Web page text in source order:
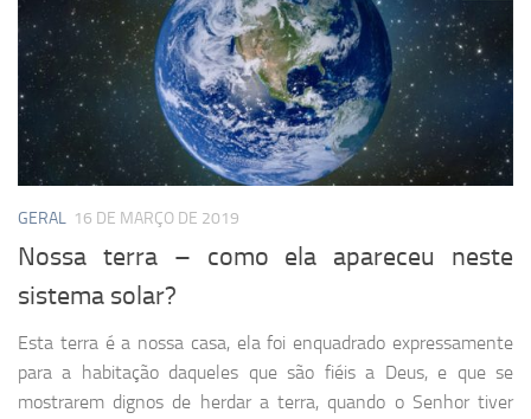
GERAL 16 DE MARÇO DE 2019
Nossa terra – como ela apareceu neste
sistema solar?
Esta terra é a nossa casa, ela foi enquadrado expressamente
para a habitação daqueles que são fiéis a Deus, e que se
mostrarem dignos de herdar a terra, quando o Senhor tiver